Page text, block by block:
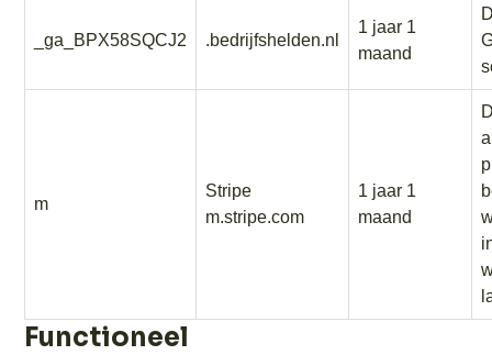
_ga_BPX58SQCJ2 .bedrijfshelden.nl
1 jaar 1
maand
m
Stripe
m.stripe.com
1 jaar 1
maand
Functioneel